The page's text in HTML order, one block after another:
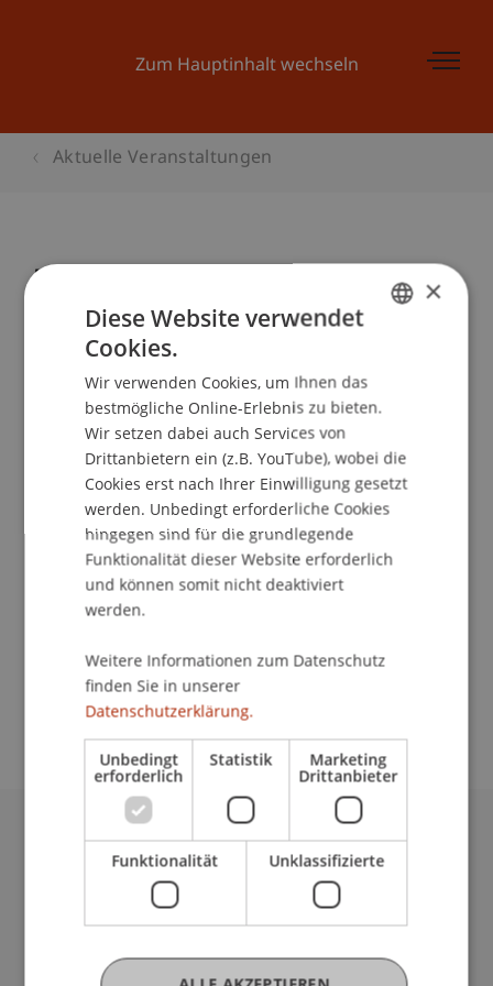
Zum Hauptinhalt wechseln
Aktuelle Veranstaltungen
Ecowerkstatt: GUT SANIERT: EFH
Lorenz Frick Gamprin
School/Professur:
Weitere Informationen und Anmeldung unter
www.ecowerkstatt.li
bzw.
Veranstaltungsdetails
Kontakt
Universität Liechtenstein
Fürst-Franz-Josef-Strasse
Liechtenstein
T +423 265 11 11
×
Diese Website verwendet
Cookies.
Wir verwenden Cookies, um Ihnen das
bestmögliche Online-Erlebnis zu bieten.
Wir setzen dabei auch Services von
Drittanbietern ein (z.B. YouTube), wobei die
Cookies erst nach Ihrer Einwilligung gesetzt
werden. Unbedingt erforderliche Cookies
hingegen sind für die grundlegende
Funktionalität dieser Website erforderlich
und können somit nicht deaktiviert
werden.
Weitere Informationen zum Datenschutz
finden Sie in unserer
Datenschutzerklärung.
Unbedingt
erforderlich
Statistik Marketing
Drittanbieter
Funktionalität Unklassifizierte